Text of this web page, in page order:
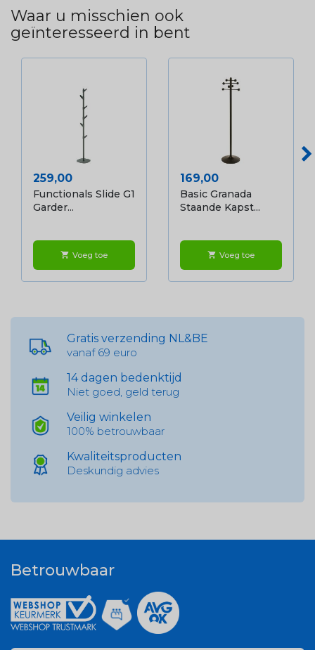
Waar u misschien ook
geïnteresseerd in bent
Prijs
259,00
Functionals Slide G1
Garder...
shopping_cart Voeg toe
Prijs
169,00
Basic Granada
Staande Kapst...
shopping_cart Voeg toe
Gratis verzending NL&BE
vanaf 69 euro
14 dagen bedenktijd
Niet goed, geld terug
Veilig winkelen
100% betrouwbaar
Kwaliteitsproducten
Deskundig advies
Betrouwbaar